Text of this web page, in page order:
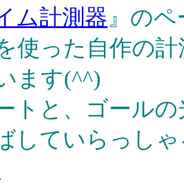
ム計測器 』の
使った自作の
ます(^^)
トと、ゴールの
していらっし